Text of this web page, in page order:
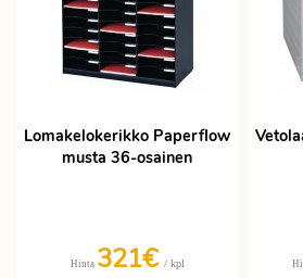
Lomakelokerikko Paperflow
musta 36-osainen
Hinta 321€ / kpl